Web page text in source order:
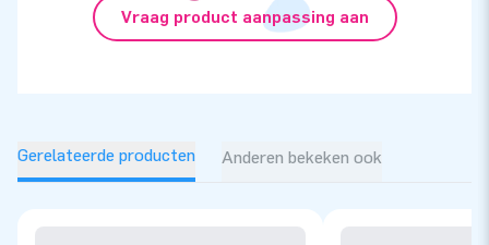
Vraag product aanpassing aan
Gerelateerde producten Anderen bekeken ook